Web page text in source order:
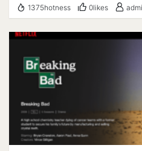
用以下命令打开自启动
启应用 systemctl restart frps
systemctl stop frps 使用以下
systemctl status frps frpc 客
https://github.com/fatedier/
3/
内容如下: [common]
service nginx stop #关闭
~/.acme.sh/ .acme.sh --
standalone 执行成功后会在
根据中国大陆工信部的规定，
的网站均需要备案。 站点如未
态，acme.sh 无法使用 HTTP
生成的证书都在 home 目录下
--install-cert 命令 -d：域名
fullchain-file：证书位置
令： echo
/etc/sysctl.conf echo
重新载入 sysctl 配置 sysctl --
重载, 还无效果, 可能要
-6 addr show scope global
用 IPv6 地址, 网络协议规定优
可能无优化, 还有很多网站目
封锁(有些站点仅能 ipv6 访问,
1375hotness 0likes